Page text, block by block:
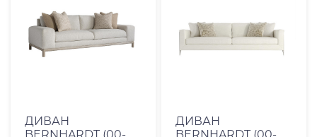
ДИВАН
BERNHARDT (00-
ДИВАН
BERNHARDT (00-